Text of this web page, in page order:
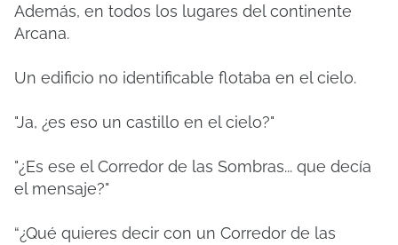
Además, en todos los lugares del continente
Arcana.
Un edificio no identificable flotaba en el cielo.
"Ja, ¿es eso un castillo en el cielo?"
"¿Es ese el Corredor de las Sombras... que decía
el mensaje?"
“¿Qué quieres decir con un Corredor de las